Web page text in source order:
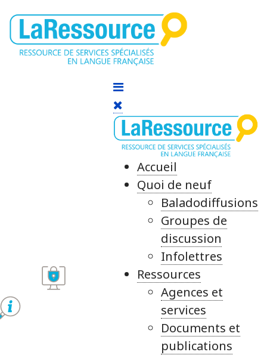
Accueil
Quoi de neuf
Baladodiffusions
Groupes de
discussion
Infolettres
Ressources
Agences et
services
Documents et
publications